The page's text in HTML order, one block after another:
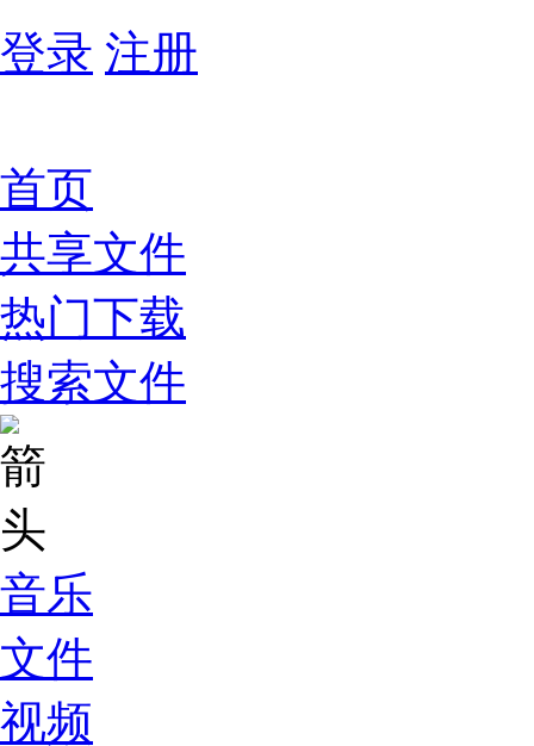
登录 注册
首页
共享文件
热门下载
搜索文件
音乐
文件
视频